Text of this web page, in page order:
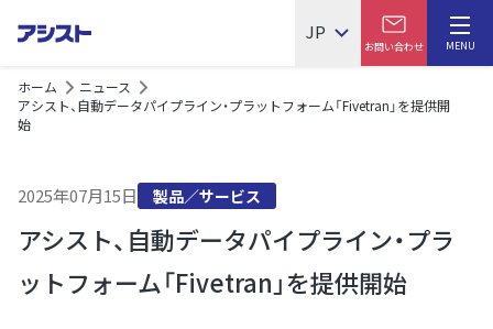
MENU
JP
お問い合わせ
ホーム
ニュース
アシスト、自動データパイプライン・プラットフォーム「Fivetran」を提供開
始
2025年07月15日 製品／サービス
アシスト、自動データパイプライン・プラ
ットフォーム「Fivetran」を提供開始